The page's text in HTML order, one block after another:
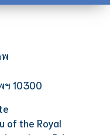
10300
of the Royal